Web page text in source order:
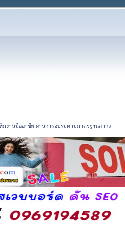
มงานมืออาชีพ ผ่านการอบรมตามมาตรฐานสากล